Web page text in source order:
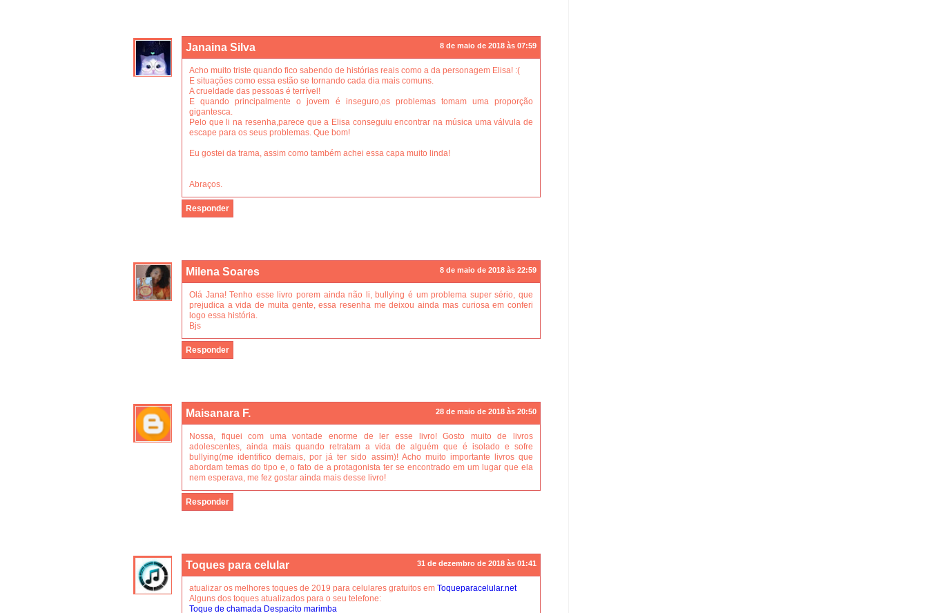
Janaina Silva 8 de maio de 2018 às 07:59
Acho muito triste quando fico sabendo de histórias reais como a da personagem Elisa! :(
E situações como essa estão se tornando cada dia mais comuns.
A crueldade das pessoas é terrível!
E quando principalmente o jovem é inseguro,os problemas tomam uma proporção
gigantesca.
Pelo que li na resenha,parece que a Elisa conseguiu encontrar na música uma válvula de
escape para os seus problemas. Que bom!
Eu gostei da trama, assim como também achei essa capa muito linda!
Abraços.
Responder
Milena Soares 8 de maio de 2018 às 22:59
Olá Jana! Tenho esse livro porem ainda não li, bullying é um problema super sério, que
prejudica a vida de muita gente, essa resenha me deixou ainda mas curiosa em conferi
logo essa história.
Bjs
Responder
Maisanara F. 28 de maio de 2018 às 20:50
Nossa, fiquei com uma vontade enorme de ler esse livro! Gosto muito de livros
adolescentes, ainda mais quando retratam a vida de alguém que é isolado e sofre
bullying(me identifico demais, por já ter sido assim)! Acho muito importante livros que
abordam temas do tipo e, o fato de a protagonista ter se encontrado em um lugar que ela
nem esperava, me fez gostar ainda mais desse livro!
Responder
Toques para celular 31 de dezembro de 2018 às 01:41
atualizar os melhores toques de 2019 para celulares gratuitos em Toqueparacelular.net
Alguns dos toques atualizados para o seu telefone:
Toque de chamada Despacito marimba